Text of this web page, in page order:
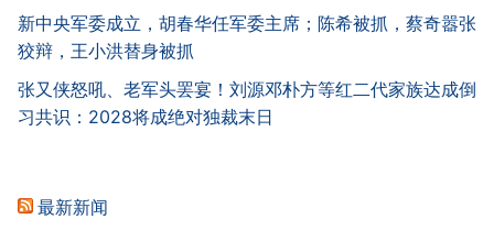
新中央军委成立，胡春华任军委主席；陈希被抓，蔡奇嚣张
狡辩，王小洪替身被抓
张又侠怒吼、老军头罢宴！刘源邓朴方等红二代家族达成倒
习共识：2028将成绝对独裁末日
最新新闻